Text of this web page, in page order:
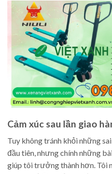
Cảm xúc sau lần giao
Tuy không tránh khỏi những
đầu tiên, nhưng chính những
giúp tôi trưởng thành hơn. Tôi